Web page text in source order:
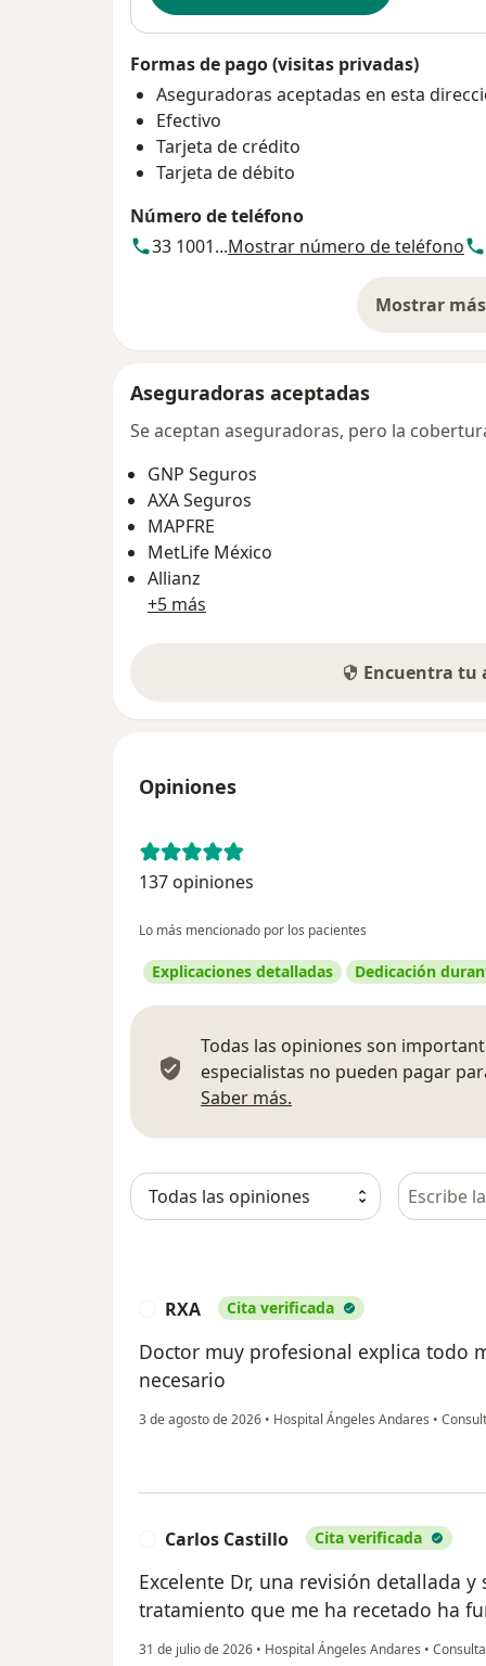
Formas de pago (visitas privadas)
Aseguradoras aceptadas en esta
Efectivo
Tarjeta de crédito
Tarjeta de débito
Número de teléfono
33 1001...Mostrar número de teléfono
Mostrar
Aseguradoras aceptadas
Se aceptan aseguradoras, pero la
GNP Seguros
AXA Seguros
MAPFRE
MetLife México
Allianz
+5 más
Encuentra tu
Opiniones
137 opiniones
Lo más mencionado por los pacientes
Explicaciones detalladas Dedicación
Todas las opiniones son
especialistas no pueden pagar
Saber más.
Busca en
RXA Cita verificada
Doctor muy profesional explica todo
necesario
3 de agosto de 2026 • Hospital Ángeles Andares •
Carlos Castillo Cita verificada
Excelente Dr, una revisión detallada
tratamiento que me ha recetado ha
31 de julio de 2026 • Hospital Ángeles Andares •